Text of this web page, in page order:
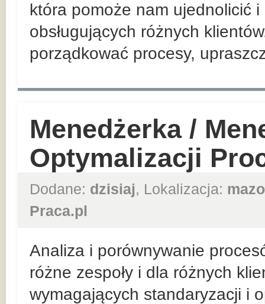
która pomoże nam ujednolicić
obsługujących różnych
porządkować procesy,
Menedżerka /
Optymalizacji
Dodane: dzisiaj, Lokalizacja:
Praca.pl
Analiza i porównywanie
różne zespoły i dla różnych
wymagających standaryzacji i